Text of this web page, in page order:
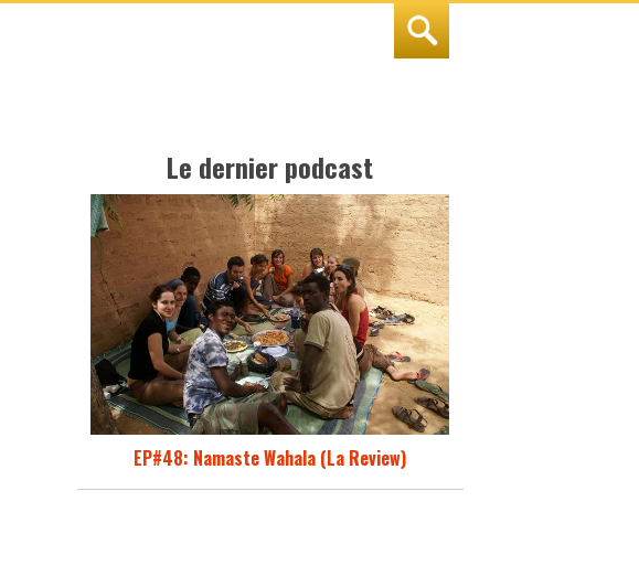
Le dernier podcast
EP#48: Namaste Wahala (La Review)